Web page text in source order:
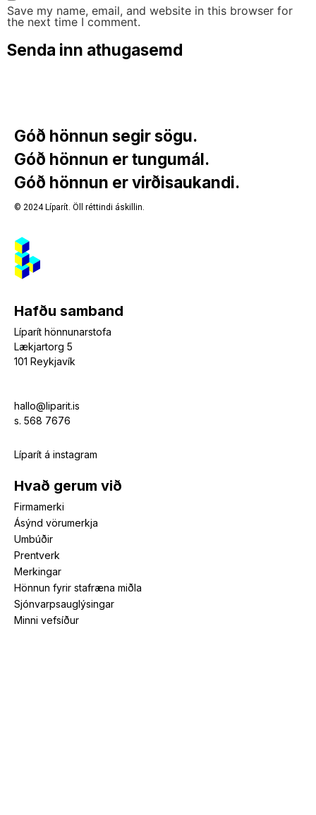
Save my name, email, and website in this browser for
the next time I comment.
Góð hönnun segir sögu.
Góð hönnun er tungumál.
Góð hönnun er virðisaukandi.
© 2024 Líparít. Öll réttindi áskillin.
3248bd
ecdc52
6fc4fb
Hafðu samband
Líparít hönnunarstofa
Lækjartorg 5
101 Reykjavík
hallo@liparit.is
s. 568 7676
Líparít á instagram
Hvað gerum við
Firmamerki
Ásýnd vörumerkja
Umbúðir
Prentverk
Merkingar
Hönnun fyrir stafræna miðla
Sjónvarpsauglýsingar
Minni vefsíður